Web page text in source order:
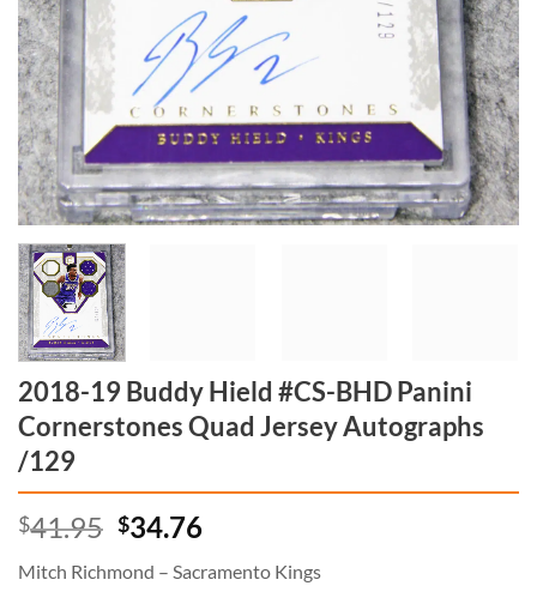
2018-19 Buddy Hield #CS-BHD Panini
Cornerstones Quad Jersey Autographs
/129
$41.95 Oorspronkelijke
was:
$34.76Huidige
is:
Mitch Richmond – Sacramento Kings